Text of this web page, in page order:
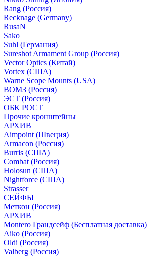
Rang (Россия)
Recknage (Germany)
RusaN
Sako
Suhl (Германия)
Sureshot Armament Group (Россия)
Vector Optics (Китай)
Vortex (США)
Warne Scope Mounts (USA)
ВОМЗ (Россия)
ЭСТ (Россия)
ОБК РОСТ
Прочие кронштейны
АРХИВ
Aimpoint (Швеция)
Armacon (Россия)
Burris (США)
Combat (Россия)
Holosun (США)
Nightforce (США)
Strasser
СЕЙФЫ
Меткон (Россия)
АРХИВ
Montero Грандсейф (Бесплатная доставка)
Aiko (Россия)
Oldi (Россия)
Valberg (Россия)